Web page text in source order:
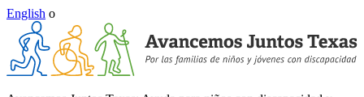
English o